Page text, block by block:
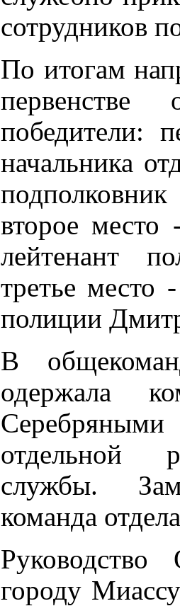
сотрудников
По итогам
первенстве
победители:
начальника
второе
лейтенант
третье место
полиции
​В
одержала
Серебряными
отдельной
службы.
команда
городу